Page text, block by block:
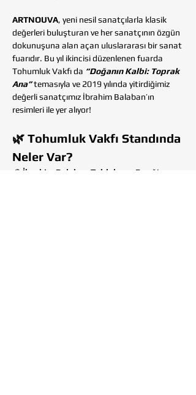
ARTNOUVA, yeni nesil sanatçılarla klasik
değerleri buluşturan ve her sanatçının özgün
dokunuşuna alan açan uluslararası bir sanat
fuarıdır. Bu yıl ikincisi düzenlenen fuarda
Tohumluk Vakfı da “Doğanın Kalbi: Toprak
Ana” temasıyla ve 2019 yılında yitirdiğimiz
değerli sanatçımız İbrahim Balaban’ın
resimleri ile yer alıyor!
🌿 Tohumluk Vakfı Standında
Neler Var?
🎨 İbrahim Balaban Tabloları
– Emeği,